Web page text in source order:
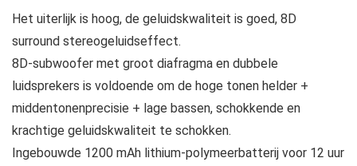
Het uiterlijk is hoog, de geluidskwaliteit is goed, 8D
surround stereogeluidseffect.
8D-subwoofer met groot diafragma en dubbele
luidsprekers is voldoende om de hoge tonen helder +
middentonenprecisie + lage bassen, schokkende en
krachtige geluidskwaliteit te schokken.
Ingebouwde 1200 mAh lithium-polymeerbatterij voor 12 uur